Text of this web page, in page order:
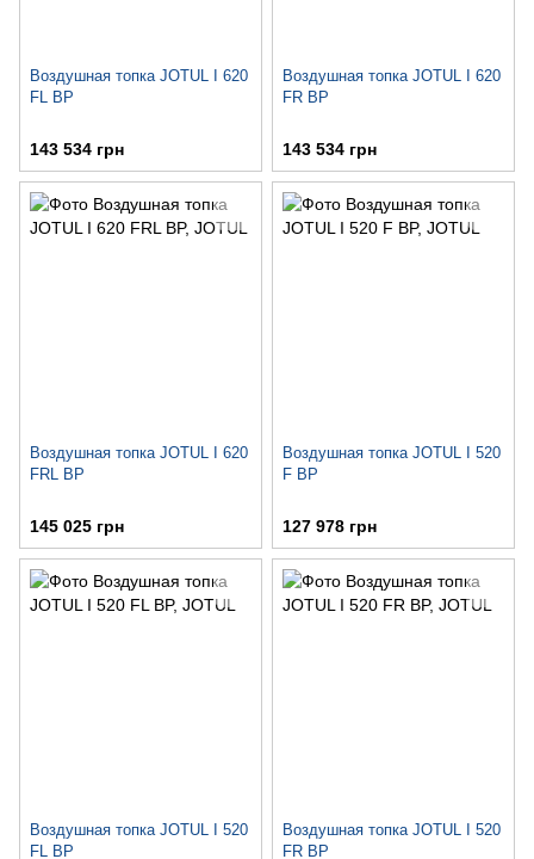
Воздушная топка JOTUL I 620
FL BP
143 534 грн
Воздушная топка JOTUL I 620
FR BP
143 534 грн
Воздушная топка JOTUL I 620
FRL BP
145 025 грн
Воздушная топка JOTUL I 520
F BP
127 978 грн
Воздушная топка JOTUL I 520
FL BP
Воздушная топка JOTUL I 520
FR BP